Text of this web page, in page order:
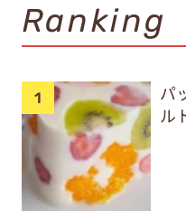
Ranking
パ
ル